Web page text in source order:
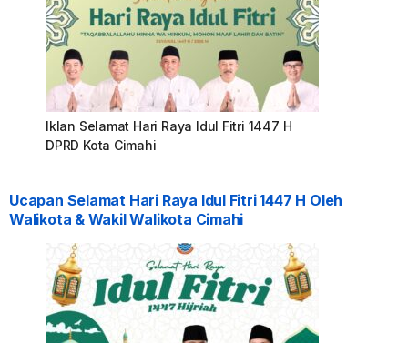
Iklan Selamat Hari Raya Idul Fitri 1447 H
DPRD Kota Cimahi
Ucapan Selamat Hari Raya Idul Fitri 1447 H Oleh
Walikota & Wakil Walikota Cimahi